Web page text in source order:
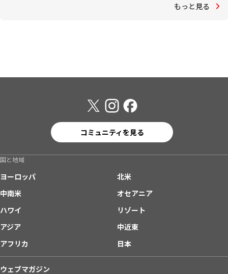
もっと見る
コミュニティを見る
国と地域
ヨーロッパ
北米
中南米
オセアニア
ハワイ
リゾート
アジア
中近東
アフリカ
日本
ウェブマガジン